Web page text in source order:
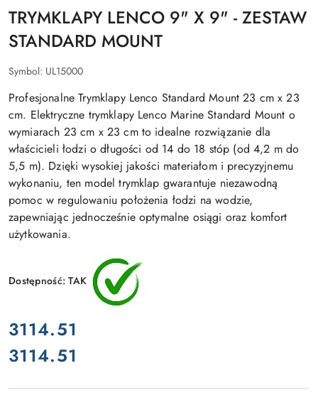
TRYMKLAPY LENCO 9" X 9" - ZESTAW
STANDARD MOUNT
Symbol: UL15000
Profesjonalne Trymklapy Lenco Standard Mount 23 cm x 23
cm. Elektryczne trymklapy Lenco Marine Standard Mount o
wymiarach 23 cm x 23 cm to idealne rozwiązanie dla
właścicieli łodzi o długości od 14 do 18 stóp (od 4,2 m do
5,5 m). Dzięki wysokiej jakości materiałom i precyzyjnemu
wykonaniu, ten model trymklap gwarantuje niezawodną
pomoc w regulowaniu położenia łodzi na wodzie,
zapewniając jednocześnie optymalne osiągi oraz komfort
użytkowania.
Dostępność:TAK
cena:
3114.51
Cena:
3114.51